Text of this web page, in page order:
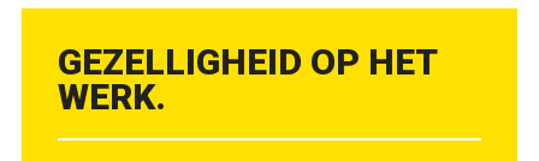
GEZELLIGHEID OP HET
WERK.